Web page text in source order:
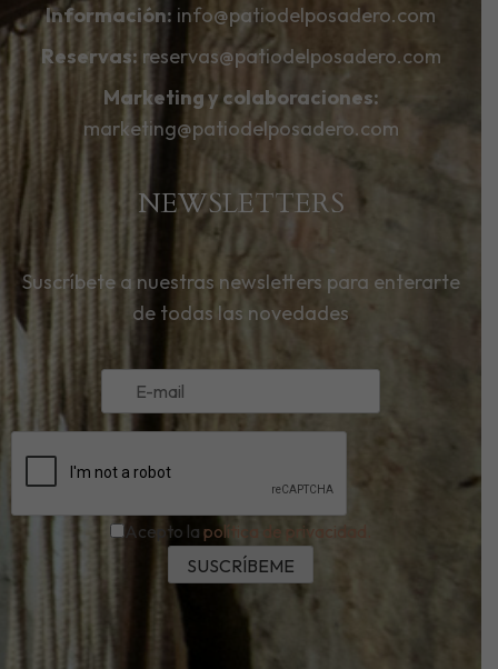
Información: info@patiodelposadero.com
Reservas: reservas@patiodelposadero.com
Marketing y colaboraciones:
marketing@patiodelposadero.com
NEWSLETTERS
Suscríbete a nuestras newsletters para enterarte
de todas las novedades
Acepto la política de privacidad.